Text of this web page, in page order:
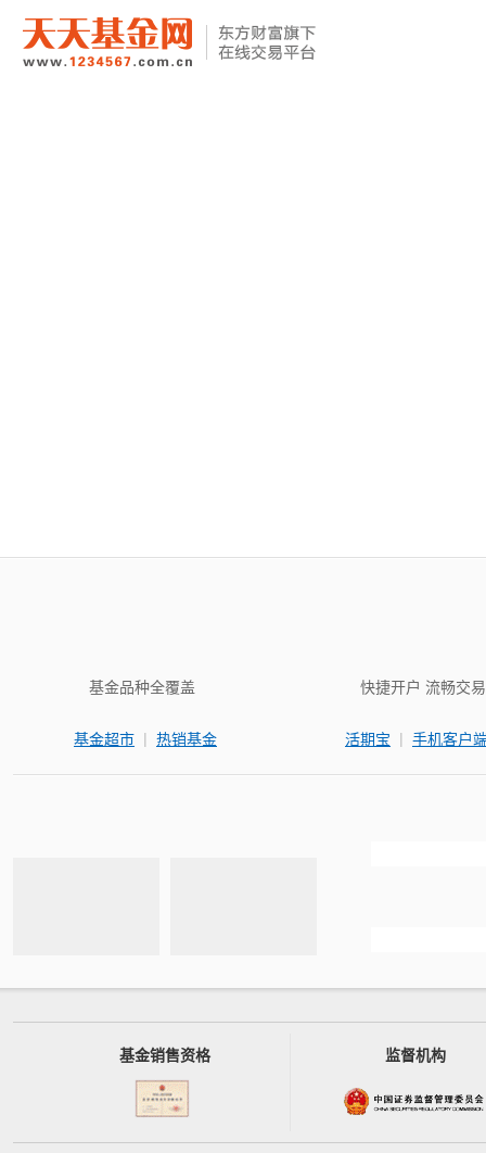
基金品种全覆盖
基金超市 | 热销基金
快捷开户 流畅交易
活期宝 | 手机客户
基金销售资格 监督机构